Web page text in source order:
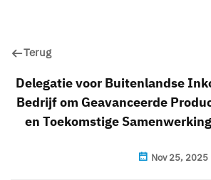
Nieuws & Evenementen
Terug
Delegatie voor Buitenlandse
Bedrijf om Geavanceerde
en Toekomstige
Nov 25, 2025